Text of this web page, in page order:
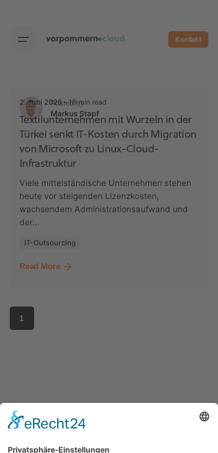
Kontakt
Posted by
Markus Stapf
2. Juni 2026 18 min read
Textilunternehmen mit Wurzeln in der
Türkei senkt IT-Kosten durch Migration
von Microsoft zu Linux-Cloud-
Infrastruktur
Viele mittelständische Unternehmen stehen
heute vor steigenden Lizenzkosten,
wachsendem Administrationsaufwand und
der...
IT-Outsourcing
Read More
1